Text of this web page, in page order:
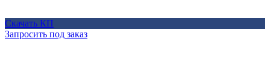
Скачать КП
Запросить под заказ